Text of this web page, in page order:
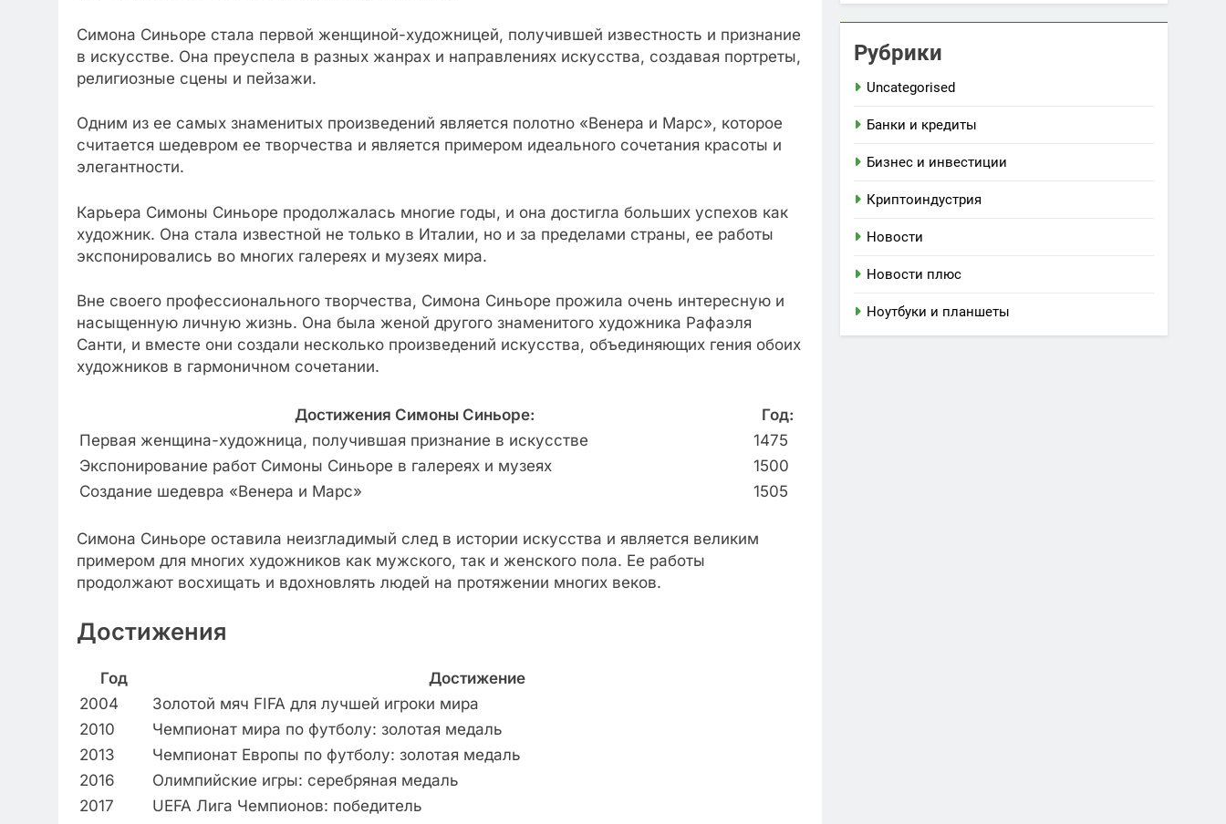
Симона Синьоре стала первой женщиной-художницей, получившей известность и признание
в искусстве. Она преуспела в разных жанрах и направлениях искусства, создавая портреты,
религиозные сцены и пейзажи.
Одним из ее самых знаменитых произведений является полотно «Венера и Марс», которое
считается шедевром ее творчества и является примером идеального сочетания красоты и
элегантности.
Карьера Симоны Синьоре продолжалась многие годы, и она достигла больших успехов как
художник. Она стала известной не только в Италии, но и за пределами страны, ее работы
экспонировались во многих галереях и музеях мира.
Вне своего профессионального творчества, Симона Синьоре прожила очень интересную и
насыщенную личную жизнь. Она была женой другого знаменитого художника Рафаэля
Санти, и вместе они создали несколько произведений искусства, объединяющих гения обоих
художников в гармоничном сочетании.
Достижения Симоны Синьоре:
Год:
Первая женщина-художница, получившая признание в искусстве
1475
Экспонирование работ Симоны Синьоре в галереях и музеях
1500
Создание шедевра «Венера и Марс»
1505
Симона Синьоре оставила неизгладимый след в истории искусства и является великим
примером для многих художников как мужского, так и женского пола. Ее работы
продолжают восхищать и вдохновлять людей на протяжении многих веков.
Достижения
Год
Достижение
2004
Золотой мяч FIFA для лучшей игроки мира
2010
Чемпионат мира по футболу: золотая медаль
2013
Чемпионат Европы по футболу: золотая медаль
2016
Олимпийские игры: серебряная медаль
2017
UEFA Лига Чемпионов: победитель
Рубрики
Uncategorised
Банки и кредиты
Бизнес и инвестиции
Криптоиндустрия
Новости
Новости плюс
Ноутбуки и планшеты